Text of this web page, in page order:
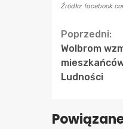
Źródło:
Poprzedni:
Wolbrom
Ludności